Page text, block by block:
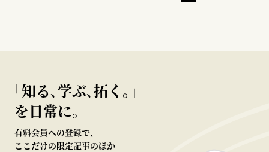
｢知る､学ぶ､拓く｡｣
を日常に。
有料会員への登録で、
ここだけの限定記事のほか